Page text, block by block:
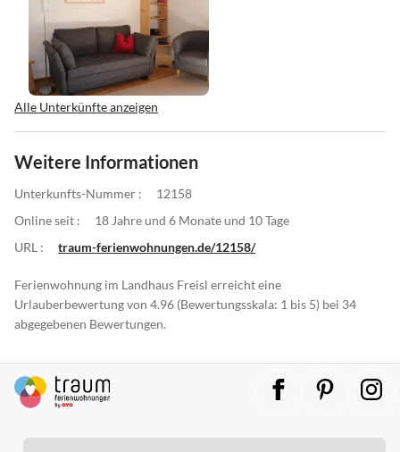
Alle Unterkünfte anzeigen
Weitere Informationen
Unterkunfts-Nummer :
12158
Online seit :
18 Jahre und 6 Monate und 10 Tage
URL :
traum-ferienwohnungen.de/12158/
Ferienwohnung im Landhaus Freisl erreicht eine
Urlauberbewertung von 4.96 (Bewertungsskala: 1 bis 5) bei 34
abgegebenen Bewertungen.